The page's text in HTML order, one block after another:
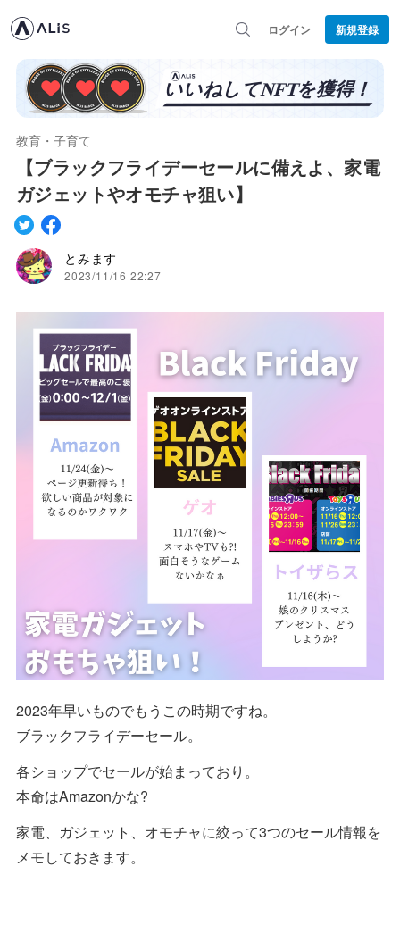
ログイン 新規登録
教育・子育て
【ブラックフライデーセールに備えよ、家電
ガジェットやオモチャ狙い】
とみます
2023/11/16 22:27
2023年早いものでもうこの時期ですね。
ブラックフライデーセール。
各ショップでセールが始まっており。
本命はAmazonかな?
家電、ガジェット、オモチャに絞って3つのセール情報を
メモしておきます。